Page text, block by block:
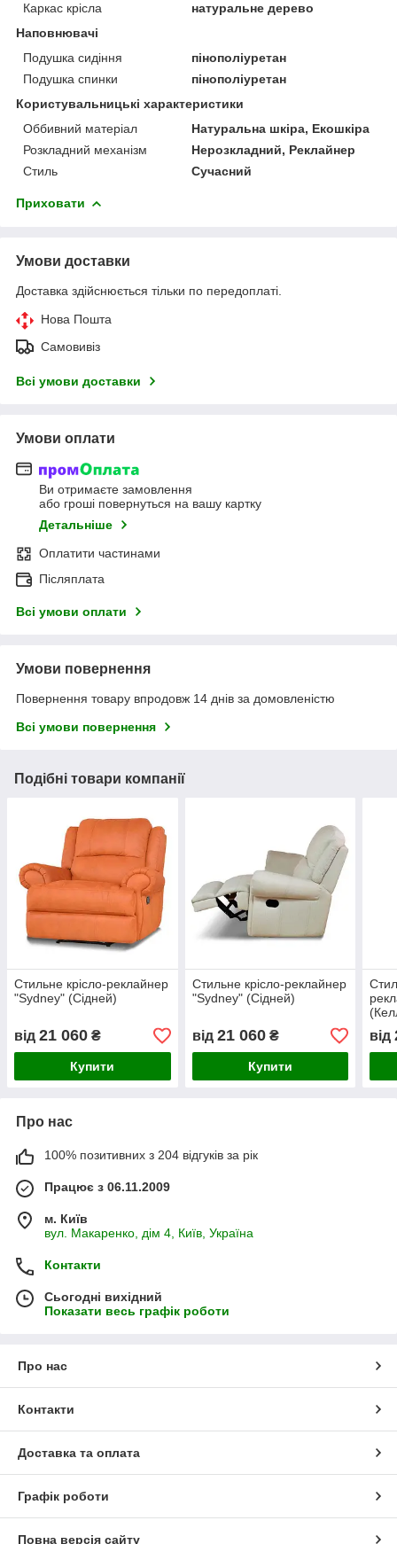
Каркас крісла
натуральне дерево
Наповнювачі
Подушка сидіння
пінополіуретан
Подушка спинки
пінополіуретан
Користувальницькі характеристики
Оббивний матеріал
Натуральна шкіра, Екошкіра
Розкладний механізм
Нерозкладний, Реклайнер
Стиль
Сучасний
Приховати
Умови доставки
Доставка здійснюється тільки по передоплаті.
Нова Пошта
Самовивіз
Всі умови доставки
Умови оплати
Ви отримаєте замовлення
або гроші повернуться на вашу картку
Детальніше
Оплатити частинами
Післяплата
Всі умови оплати
Умови повернення
Повернення товару впродовж 14 днів за домовленістю
Всі умови повернення
Подібні товари компанії
Стильне крісло-реклайнер
"Sydney" (Сідней)
від 21 060 ₴
Купити
Стильне крісло-реклайнер
"Sydney" (Сідней)
від 21 060₴
Купити
від
Про нас
100% позитивних з 204 відгуків за рік
Працює з 06.11.2009
м. Київ
вул. Макаренко, дім 4, Київ, Україна
Контакти
Сьогодні вихідний
Показати весь графік роботи
Про нас
Контакти
Доставка та оплата
Графік роботи
Повна версія сайту